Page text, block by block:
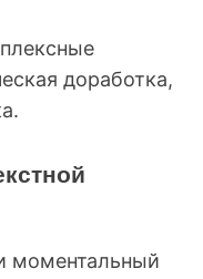
доработка,
моментальный